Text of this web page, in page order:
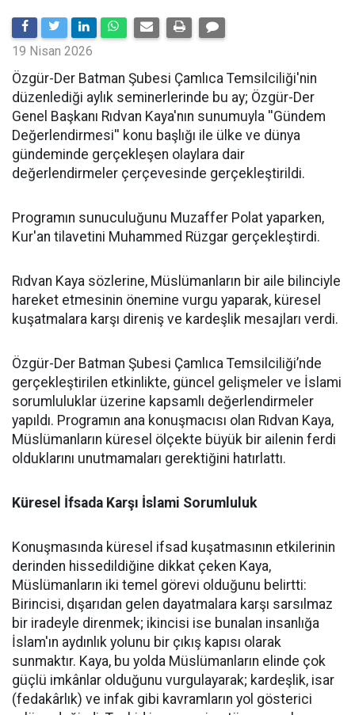
19 Nisan 2026
​Özgür-Der Batman Şubesi Çamlıca Temsilciliği'nin
düzenlediği aylık seminerlerinde bu ay; Özgür-Der
Genel Başkanı Rıdvan Kaya'nın sunumuyla ''Gündem
Değerlendirmesi'' konu başlığı ile ülke ve dünya
gündeminde gerçekleşen olaylara dair
değerlendirmeler çerçevesinde gerçekleştirildi.
Programın sunuculuğunu Muzaffer Polat yaparken,
Kur'an tilavetini Muhammed Rüzgar gerçekleştirdi.
Rıdvan Kaya sözlerine, Müslümanların bir aile bilinciyle
hareket etmesinin önemine vurgu yaparak, küresel
kuşatmalara karşı direniş ve kardeşlik mesajları verdi.
Özgür-Der Batman Şubesi Çamlıca Temsilciliği’nde
gerçekleştirilen etkinlikte, güncel gelişmeler ve İslami
sorumluluklar üzerine kapsamlı değerlendirmeler
yapıldı. Programın ana konuşmacısı olan Rıdvan Kaya,
Müslümanların küresel ölçekte büyük bir ailenin ferdi
olduklarını unutmamaları gerektiğini hatırlattı.
Küresel İfsada Karşı İslami Sorumluluk
Konuşmasında küresel ifsad kuşatmasının etkilerinin
derinden hissedildiğine dikkat çeken Kaya,
Müslümanların iki temel görevi olduğunu belirtti:
Birincisi, dışarıdan gelen dayatmalara karşı sarsılmaz
bir iradeyle direnmek; ikincisi ise bunalan insanlığa
İslam'ın aydınlık yolunu bir çıkış kapısı olarak
sunmaktır. Kaya, bu yolda Müslümanların elinde çok
güçlü imkânlar olduğunu vurgulayarak; kardeşlik, isar
(fedakârlık) ve infak gibi kavramların yol gösterici